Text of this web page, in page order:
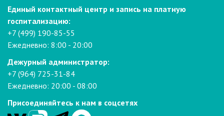
Единый контактный центр и запись на платную
госпитализацию:
+7 (499) 190-85-55
Ежедневно: 8:00 - 20:00
Дежурный администратор:
+7 (964) 725-31-84
Ежедневно: 20:00 - 08:00
Присоединяйтесь к нам в соцсетях